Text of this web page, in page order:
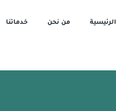
الرئيسية من نحن خدماتنا